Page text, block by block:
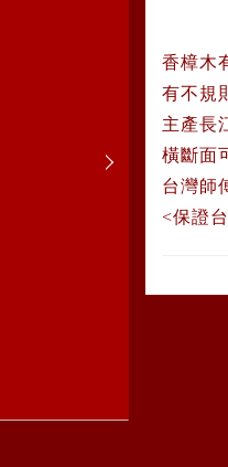
香樟木
有不規
主產長
橫斷面
台灣師
<保證